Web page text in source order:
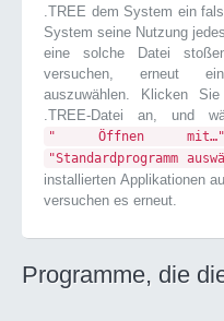
.TREE dem System ein
System seine Nutzung
eine solche Datei
versuchen, erneut
auszuwählen. Klicken
.TREE-Datei an, und
" Öffnen mit…"
"Standardprogramm
installierten Applikationen
versuchen es erneut.
Programme, die